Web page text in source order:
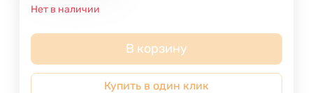
Нет в наличии
В корзину
Купить в один клик